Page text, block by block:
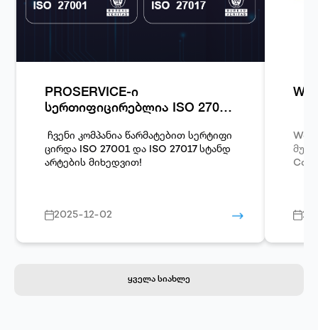
PROSERVICE-ი
სერთიფიცირებლია ISO 27001
მიხედვით!
ჩვენი კომპანია წარმატებით სერტიფი
ცირდა ISO 27001 და ISO 27017 სტანდ
არტების მიხედვით!
2025-12-02
ყველა სიახლე